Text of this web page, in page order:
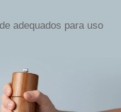
adequados para uso